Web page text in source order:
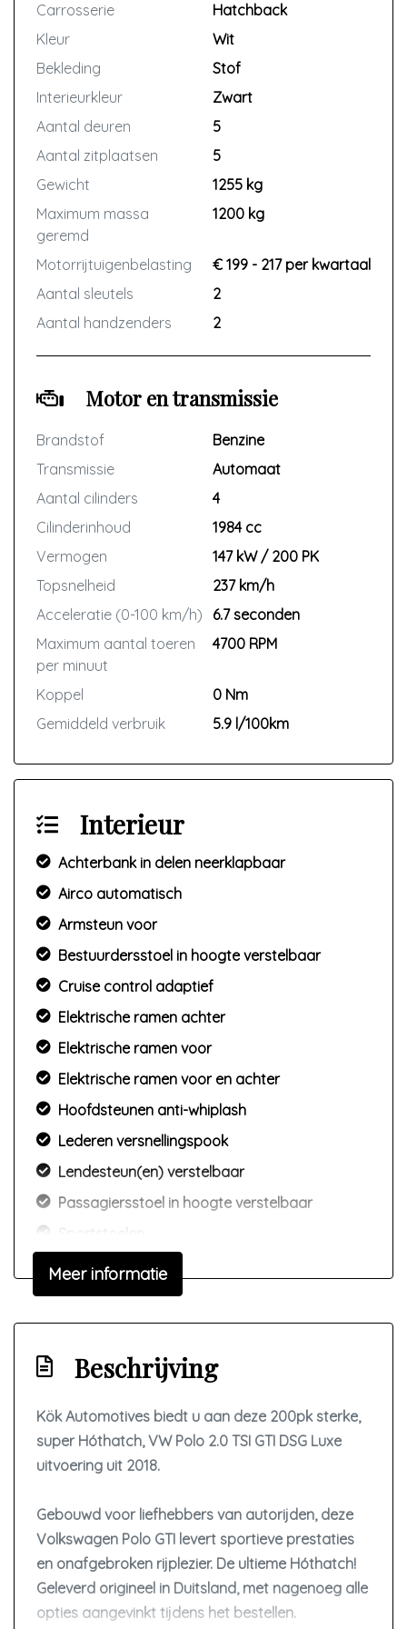
u overgaat tot reparatie.
Vraag vrijblijvend voor de kosten van
de bovengenoemde garantie.
Eenvoudig uw claim melden via het
Autotrust Claimportal
Is er iets mis met uw auto? Dan kunt u
dit eenvoudig melden via het
claimportal van Autotrust. Kies
de buurt voor reparatie. Zo heeft u
altijd garantie dichtbij huis én in
gemeld wordt zodra u een
(beginnend) defect opmerkt, voordat
u overgaat tot reparatie.
Vraag vrijblijvend voor de kosten van
Carrosserie
Hatchback
Kleur
Wit
Bekleding
Stof
Interieurkleur
Zwart
Aantal deuren
5
Aantal zitplaatsen
5
Gewicht
1255 kg
Maximum massa
geremd
1200 kg
Motorrijtuigenbelasting
€ 199 - 217 per kwartaal
Aantal sleutels
2
Aantal handzenders
2
Motor en transmissie
Brandstof
Benzine
Transmissie
Automaat
Aantal cilinders
4
Cilinderinhoud
1984 cc
Vermogen
147 kW / 200 PK
Topsnelheid
237 km/h
Acceleratie (0-100 km/h)
6.7 seconden
Maximum aantal toeren
per minuut
4700 RPM
Koppel
0 Nm
Gemiddeld verbruik
5.9 l/100km
Interieur
Achterbank in delen neerklapbaar
Airco automatisch
Armsteun voor
Bestuurdersstoel in hoogte verstelbaar
Cruise control adaptief
Elektrische ramen achter
Elektrische ramen voor
Elektrische ramen voor en achter
Hoofdsteunen anti-whiplash
Lederen versnellingspook
Lendesteun(en) verstelbaar
Passagiersstoel in hoogte verstelbaar
Sportstoelen
Stuur leder
Stuur leder en multifunctioneel
Stuur verstelbaar
Stuurbekrachtiging snelheidsafhankelijk
Voorstoelen in hoogte verstelbaar
Overige
Achteropkomend verkeer waarschuwing
Anti doorslip regeling
Autonomous emergency braking
Bestuurdersairbag
Bluetooth
Meer informatie
Beschrijving
Kök Automotives biedt u aan deze 200pk sterke,
super Hóthatch, VW Polo 2.0 TSI GTI DSG Luxe
uitvoering uit 2018.
Gebouwd voor liefhebbers van autorijden, deze
Volkswagen Polo GTI levert sportieve prestaties
en onafgebroken rijplezier. De ultieme Hóthatch!
Geleverd origineel in Duitsland, met nagenoeg alle
opties aangevinkt tijdens het bestellen.